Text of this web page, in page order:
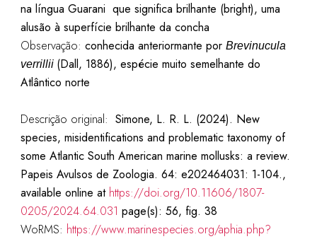
na língua Guarani que significa brilhante (bright), uma
alusão à superfície brilhante da concha
Observação: conhecida anteriormante por Brevinucula
verrillii (Dall, 1886), espécie muito semelhante do
Atlântico norte
Descrição original: Simone, L. R. L. (2024). New
species, misidentifications and problematic taxonomy of
some Atlantic South American marine mollusks: a review.
Papeis Avulsos de Zoologia. 64: e202464031: 1-104.,
available online at https://doi.org/10.11606/1807-
0205/2024.64.031 page(s): 56, fig. 38
WoRMS: https://www.marinespecies.org/aphia.php?